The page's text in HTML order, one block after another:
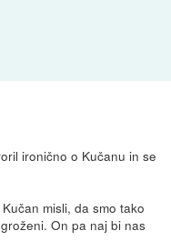
ironično o Kučanu in se
misli, da smo tako
On pa naj bi nas